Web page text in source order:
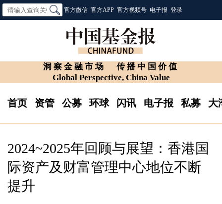
官方微信 官方APP 官方视频号 电子报 登录
洞察金融市场
传播中国价值
Global Perspective, China Value
首页 资管 公募 环球 闪讯 电子报 私募 大
2024~2025年回顾与展望：香港国
际资产及财富管理中心地位不断
提升